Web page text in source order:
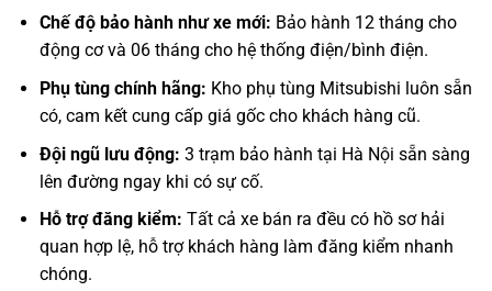
Chế độ bảo hành như xe mới: Bảo hành 12 tháng cho
động cơ và 06 tháng cho hệ thống điện/bình điện.
Phụ tùng chính hãng: Kho phụ tùng Mitsubishi luôn sẵn
có, cam kết cung cấp giá gốc cho khách hàng cũ.
Đội ngũ lưu động: 3 trạm bảo hành tại Hà Nội sẵn sàng
lên đường ngay khi có sự cố.
Hỗ trợ đăng kiểm: Tất cả xe bán ra đều có hồ sơ hải
quan hợp lệ, hỗ trợ khách hàng làm đăng kiểm nhanh
chóng.